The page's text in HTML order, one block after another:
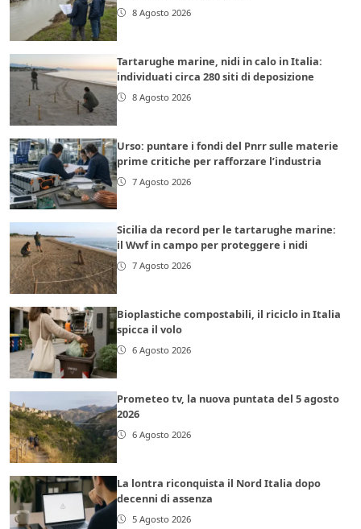
8 Agosto 2026
Tartarughe marine, nidi in calo in Italia:
individuati circa 280 siti di deposizione
8 Agosto 2026
Urso: puntare i fondi del Pnrr sulle materie
prime critiche per rafforzare l’industria
7 Agosto 2026
Sicilia da record per le tartarughe marine:
il Wwf in campo per proteggere i nidi
7 Agosto 2026
Bioplastiche compostabili, il riciclo in Italia
spicca il volo
6 Agosto 2026
Prometeo tv, la nuova puntata del 5 agosto
2026
6 Agosto 2026
La lontra riconquista il Nord Italia dopo
decenni di assenza
5 Agosto 2026